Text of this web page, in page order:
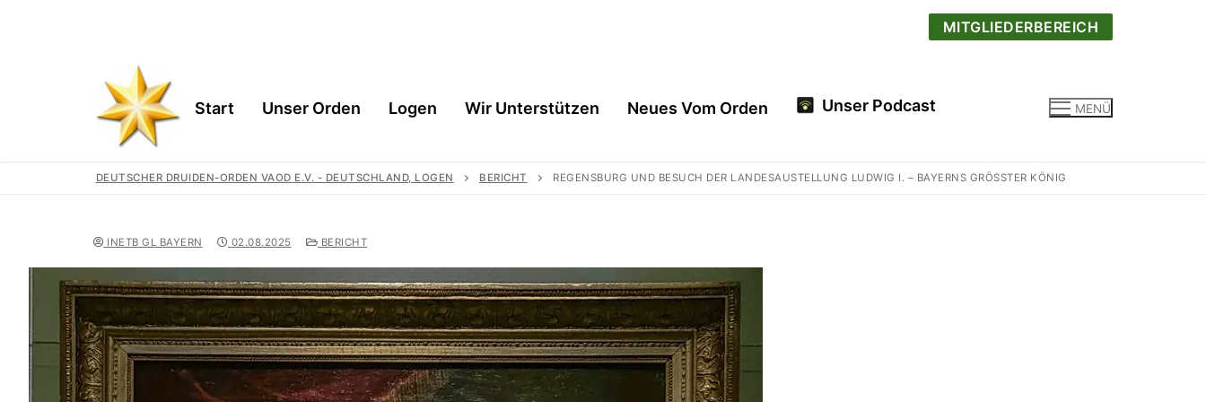
MITGLIEDERBEREICH
Start Unser Orden Logen Wir Unterstützen Neues Vom Orden Unser Podcast MENÜ
Start
Unser Orden
Gemeinschaft
Geschichte
Logen
Region
Wir Unterstützen
DEUTSCHER DRUIDEN-ORDEN VAOD E.V. - DEUTSCHLAND, LOGEN BERICHT REGENSBURG UND BESUCH DER LANDESAUSTELLUNG LUDWIG I. – BAYERNS GRÖSSTER KÖNIG
INETB GL BAYERN 02.08.2025 BERICHT